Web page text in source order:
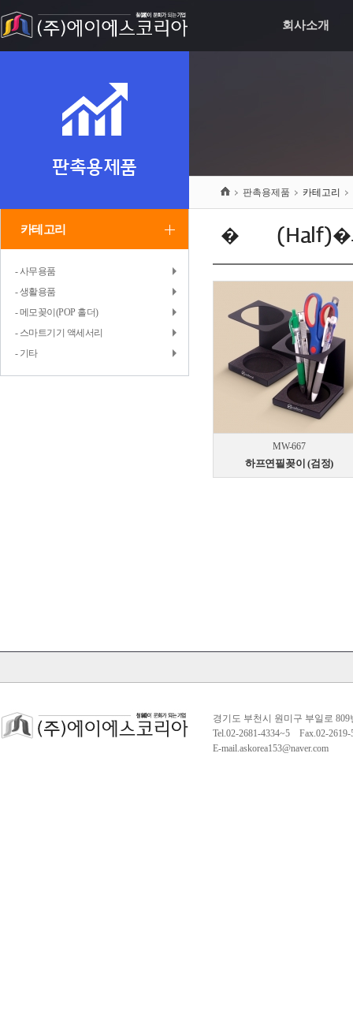
회사소개
판촉용제품
카테고리
- 사무용품
- 생활용품
- 메모꽂이(POP 홀더)
- 스마트기기 액세서리
- 기타
판촉용제품 카테고리
�섑봽(Half)�
MW-667
하프연필꽂이 (검정)
경기도 부천시 원미구 부일로
Tel.02-2681-4334~5 Fax.02-
E-mail.askorea153@naver.com